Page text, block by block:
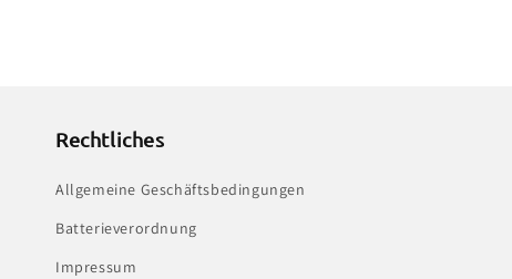
Rechtliches
Allgemeine Geschäftsbedingungen
Batterieverordnung
Impressum